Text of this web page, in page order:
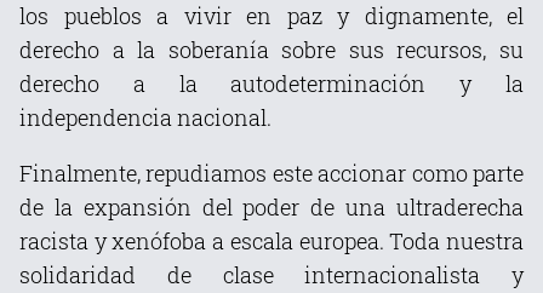
los pueblos a vivir en paz y dignamente, el
derecho a la soberanía sobre sus recursos, su
derecho a la autodeterminación y la
independencia nacional.
Finalmente, repudiamos este accionar como parte
de la expansión del poder de una ultraderecha
racista y xenófoba a escala europea. Toda nuestra
solidaridad de clase internacionalista y